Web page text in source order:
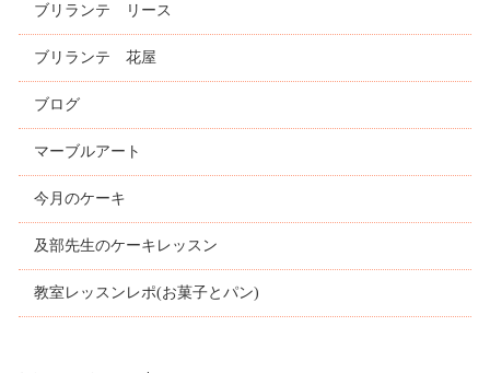
ブリランテ リース
ブリランテ 花屋
ブログ
マーブルアート
今月のケーキ
及部先生のケーキレッスン
教室レッスンレポ(お菓子とパン)